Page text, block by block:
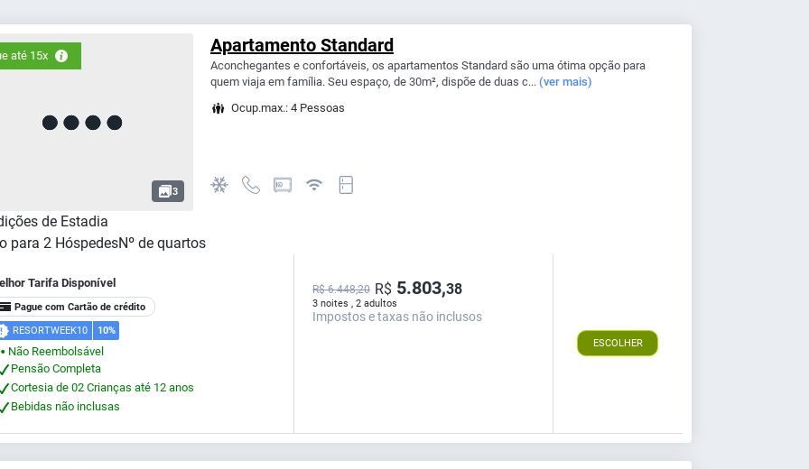
até 15x
3
Apartamento Standard
Aconchegantes e confortáveis, os apartamentos Standard são uma ótima opção para
quem viaja em família. Seu espaço, de 30m², dispõe de duas c... (ver mais)
Ocup.max.: 4 Pessoas
de Estadia
para 2 HóspedesNº de quartos
Tarifa Disponível
Pague com Cartão de crédito
RESORTWEEK10 10%
⬤
Não Reembolsável
Pensão Completa
Cortesia de 02 Crianças até 12 anos
Bebidas não inclusas
3 noites , 2 adultos
R$ 6.448,20 R$ 5.803,38
Impostos e taxas não inclusos
ESCOLHER